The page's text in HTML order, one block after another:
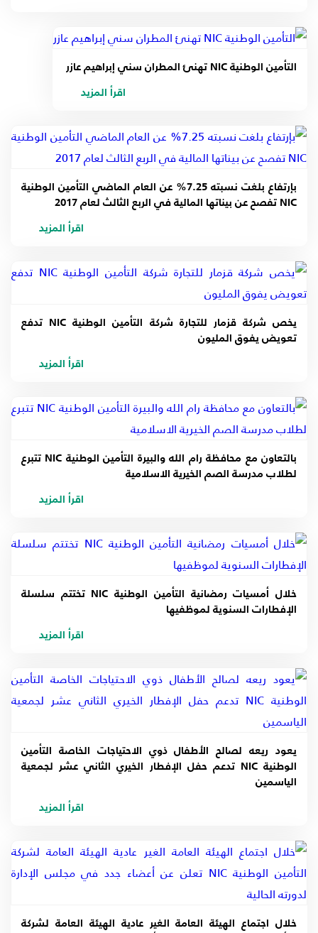
التأمين الوطنية NIC تهنئ المطران سني إبراهيم عازر
اقرأ المزيد
بإرتفاع بلغت نسبته 7.25% عن العام الماضي التأمين الوطنية
NIC تفصح عن بيناتها المالية في الربع الثالث لعام 2017
اقرأ المزيد
يخص شركة قزمار للتجارة شركة التأمين الوطنية NIC تدفع
تعويض يفوق المليون
اقرأ المزيد
بالتعاون مع محافظة رام الله والبيرة التأمين الوطنية NIC تتبرع
لطلاب مدرسة الصم الخيرية الاسلامية
اقرأ المزيد
خلال أمسيات رمضانية التأمين الوطنية NIC تختتم سلسلة
الإفطارات السنوية لموظفيها
اقرأ المزيد
يعود ريعه لصالح الأطفال ذوي الاحتياجات الخاصة التأمين
الوطنية NIC تدعم حفل الإفطار الخيري الثاني عشر لجمعية
الياسمين
اقرأ المزيد
خلال اجتماع الهيئة العامة الغير عادية الهيئة العامة لشركة